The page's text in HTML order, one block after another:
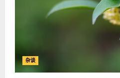
杂谈